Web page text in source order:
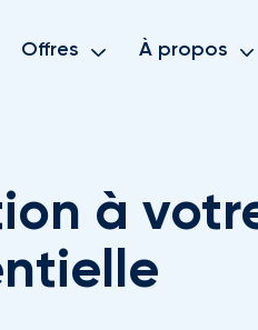
Offres À propos
à